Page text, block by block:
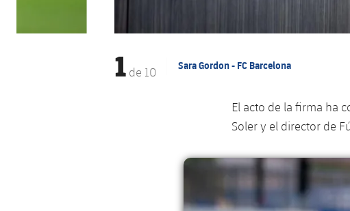
1de 10 Sara Gordon - FC Barcelona
El acto de la firma ha
Soler y el director de